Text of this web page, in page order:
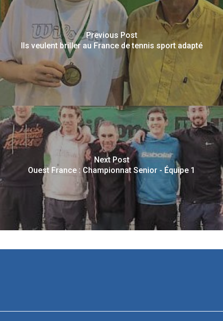
Previous Post
Ils veulent briller au France de tennis sport adapté
Next Post
Ouest France : Championnat Senior - Équipe 1